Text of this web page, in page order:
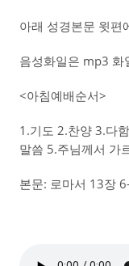
아래 성경본문 윗편
음성화일은 mp3 화
<아침예배순서>
1.기도 2.찬양 3.다
말씀 5.주님께서 가
본문: 로마서 13장